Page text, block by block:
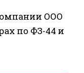
ООО
по ФЗ-44 и